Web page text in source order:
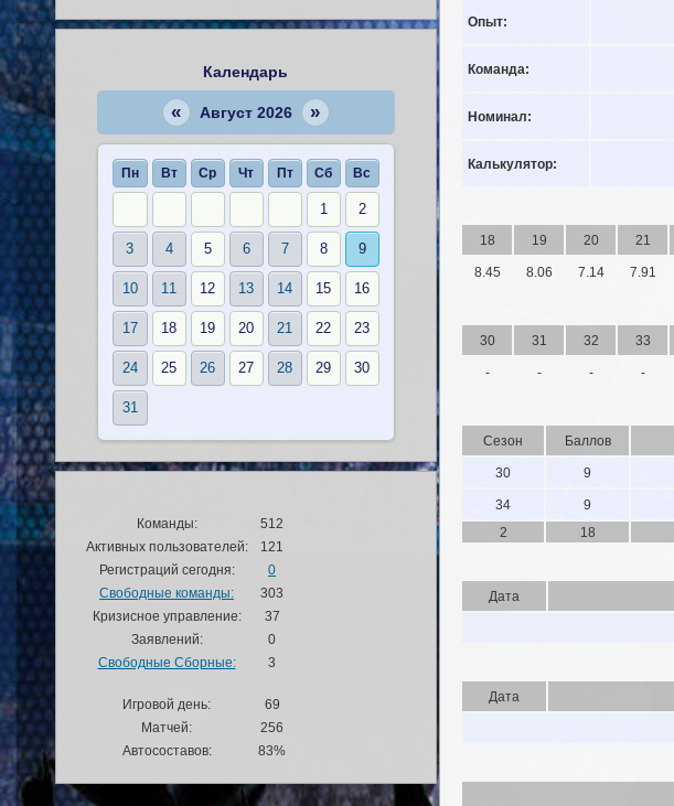
Опыт:
Команда:
Номинал:
Калькулятор:
18 19 20 21
8.45 8.06 7.14 7.91
30 31 32 33
- - - -
Сезон Баллов
30 9
34 9
2
18
Дата
Дата
Календарь
« Август 2026 »
Пн Вт Ср Чт Пт Сб Вс
1 2
3 4 5 6 7 8 9
10 11 12 13 14 15 16
17 18 19 20 21 22 23
24 25 26 27 28 29 30
31
Команды:
512
Активных пользователей:
121
Регистраций сегодня:
0
Свободные команды:
303
Кризисное управление:
37
Заявлений:
0
Свободные Сборные:
3
Игровой день:
69
Матчей:
256
Автосоставов:
83%